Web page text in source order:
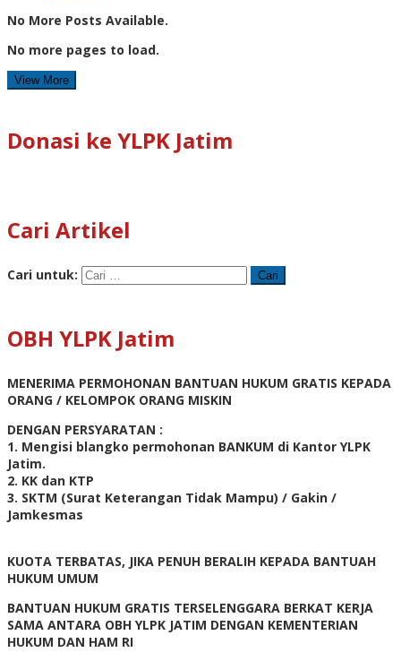
No More Posts Available.
No more pages to load.
View More
Donasi ke YLPK Jatim
Cari Artikel
Cari untuk:
OBH YLPK Jatim
MENERIMA PERMOHONAN BANTUAN HUKUM GRATIS KEPADA
ORANG / KELOMPOK ORANG MISKIN
DENGAN PERSYARATAN :
1. Mengisi blangko permohonan BANKUM di Kantor YLPK
Jatim.
2. KK dan KTP
3. SKTM (Surat Keterangan Tidak Mampu) / Gakin /
Jamkesmas
KUOTA TERBATAS, JIKA PENUH BERALIH KEPADA BANTUAH
HUKUM UMUM
BANTUAN HUKUM GRATIS TERSELENGGARA BERKAT KERJA
SAMA ANTARA OBH YLPK JATIM DENGAN KEMENTERIAN
HUKUM DAN HAM RI